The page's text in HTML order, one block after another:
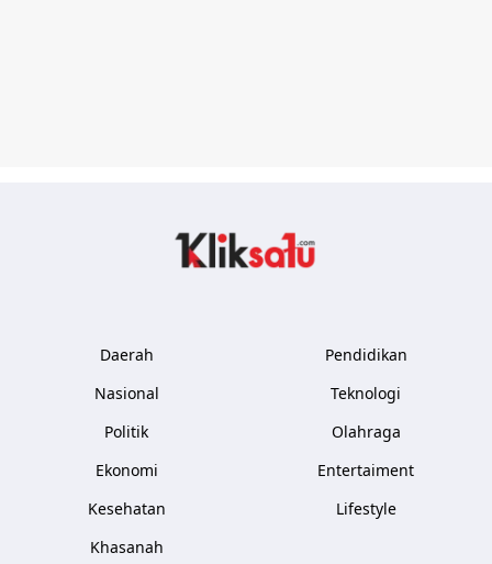
Daerah
Nasional
Politik
Ekonomi
Kesehatan
Khasanah
Pendidikan
Teknologi
Olahraga
Entertaiment
Lifestyle